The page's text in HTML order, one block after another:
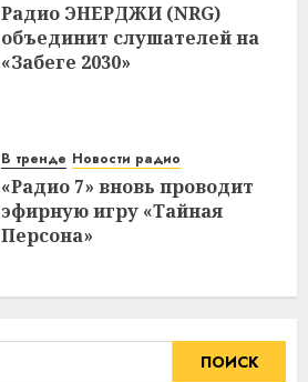
Радио ЭНЕРДЖИ (NRG)
объединит слушателей на
«Забеге 2030»
В тренде Новости радио
«Радио 7» вновь проводит
эфирную игру «Тайная
Персона»